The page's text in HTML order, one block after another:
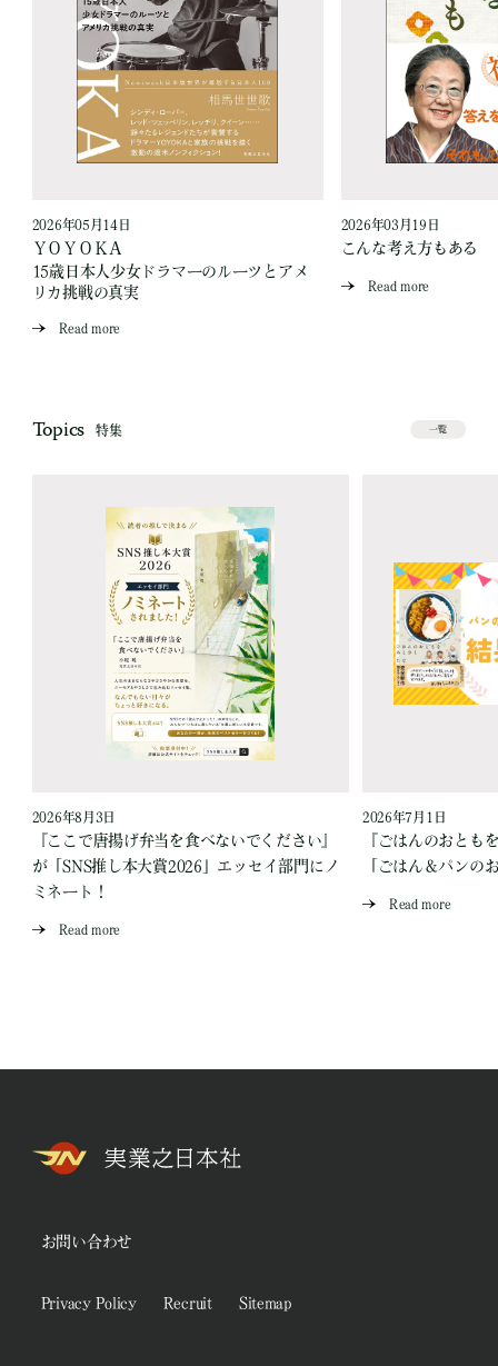
2026年05月14日
ＹＯＹＯＫＡ
15歳日本人少女ドラマーのルーツとアメ
リカ挑戦の真実
Read more
2026年03月19日
こんな考え方もある
Read more
Topics 特集 一覧
2026年8月3日
『ここで唐揚げ弁当を食べないでください』
が「SNS推し本大賞2026」エッセイ部門にノ
ミネート！
Read more
2026年7月1日
『ごはんのおとも
「ごはん＆パンの
Read more
お問い合わせ
Privacy Policy Recruit Sitemap